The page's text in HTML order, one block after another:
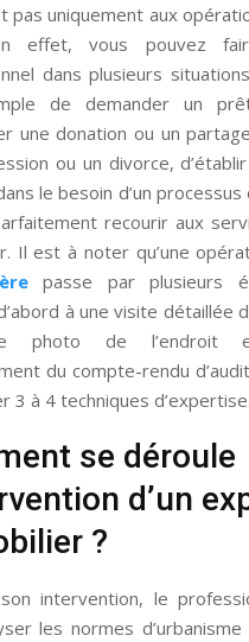
pas uniquement aux
effet, vous pouvez
dans plusieurs
de demander un
une donation ou un
ou un divorce,
le besoin d’un
recourir aux
Il est à noter qu’une
passe par plusieurs
à une visite détaillée
photo de l’endroit
du compte-rendu
3 à 4 techniques d’expertise.
se déroule
d’un
?
intervention, le
les normes d’urbanisme